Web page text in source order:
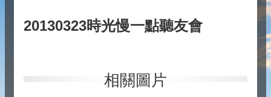
20130323時光慢一點聽友會
相關圖片